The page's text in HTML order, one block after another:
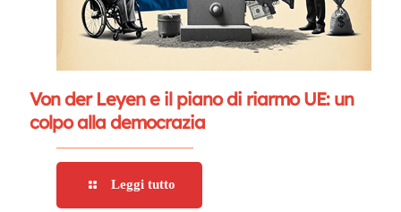
Von der Leyen e il piano di riarmo UE: un
colpo alla democrazia
Leggi tutto